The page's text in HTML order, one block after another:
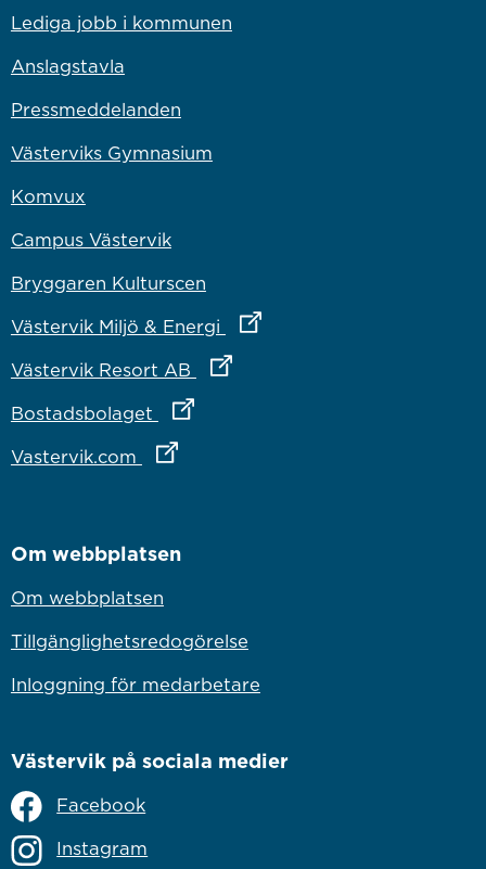
Lediga jobb i kommunen
Anslagstavla
Pressmeddelanden
Västerviks Gymnasium
Komvux
Campus Västervik
Bryggaren Kulturscen
Västervik Miljö & Energi
Länk till annan webbplats
Västervik Resort AB Länk till annan webbplats
Bostadsbolaget Länk till annan webbplats
Vastervik.com Länk till annan webbplats
Om webbplatsen
Om webbplatsen
Tillgänglighetsredogörelse
Inloggning för medarbetare
Västervik på sociala medier
Facebook
Instagram